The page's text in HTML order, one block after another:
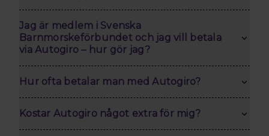
Jag är medlem i Svenska
Barnmorskeförbundet och jag vill betala
via Autogiro – hur gör jag?
Hur ofta betalar man med Autogiro?
Kostar Autogiro något extra för mig?